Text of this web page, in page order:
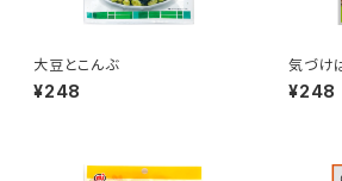
大豆とこんぶ
¥248
気づけ
¥248